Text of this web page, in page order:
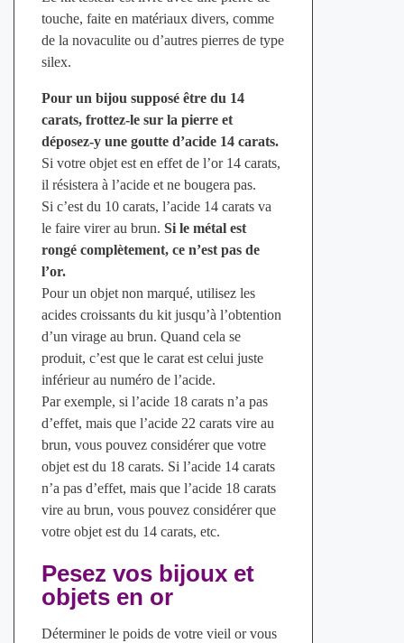
touche, faite en matériaux divers, comme
de la novaculite ou d’autres pierres de type
silex.
Pour un bijou supposé être du 14
carats, frottez-le sur la pierre et
déposez-y une goutte d’acide 14 carats.
Si votre objet est en effet de l’or 14 carats,
il résistera à l’acide et ne bougera pas.
Si c’est du 10 carats, l’acide 14 carats va
le faire virer au brun. Si le métal est
rongé complètement, ce n’est pas de
l’or.
Pour un objet non marqué, utilisez les
acides croissants du kit jusqu’à l’obtention
d’un virage au brun. Quand cela se
produit, c’est que le carat est celui juste
inférieur au numéro de l’acide.
Par exemple, si l’acide 18 carats n’a pas
d’effet, mais que l’acide 22 carats vire au
brun, vous pouvez considérer que votre
objet est du 18 carats. Si l’acide 14 carats
n’a pas d’effet, mais que l’acide 18 carats
vire au brun, vous pouvez considérer que
votre objet est du 14 carats, etc.
Pesez vos bijoux et
objets en or
Déterminer le poids de votre vieil or vous